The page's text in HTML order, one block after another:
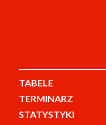
TABELE
TERMINARZ
STATYSTYKI